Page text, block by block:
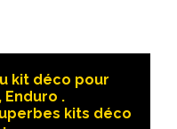
kit déco pour
.
kits déco